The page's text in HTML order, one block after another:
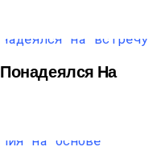
На